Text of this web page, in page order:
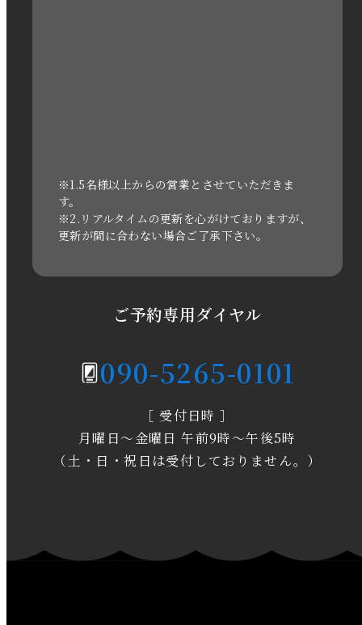
2021年3月
2020年11月
2020年3月
2020年1月
※1.5名様以上からの営業とさせていただきま
す。
※2.リアルタイムの更新を心がけておりますが、
更新が間に合わない場合ご了承下さい。
ご予約専用ダイヤル
090-5265-0101
［ 受付日時 ］
月曜日～金曜日 午前9時～午後5時
（土・日・祝日は受付しておりません。）